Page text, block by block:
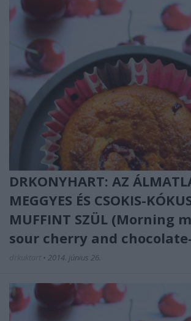
DRKONYHART: AZ
MEGGYES ÉS CSOKIS-
MUFFINT SZÜL (Morning
sour cherry and
• 2014. június 26.